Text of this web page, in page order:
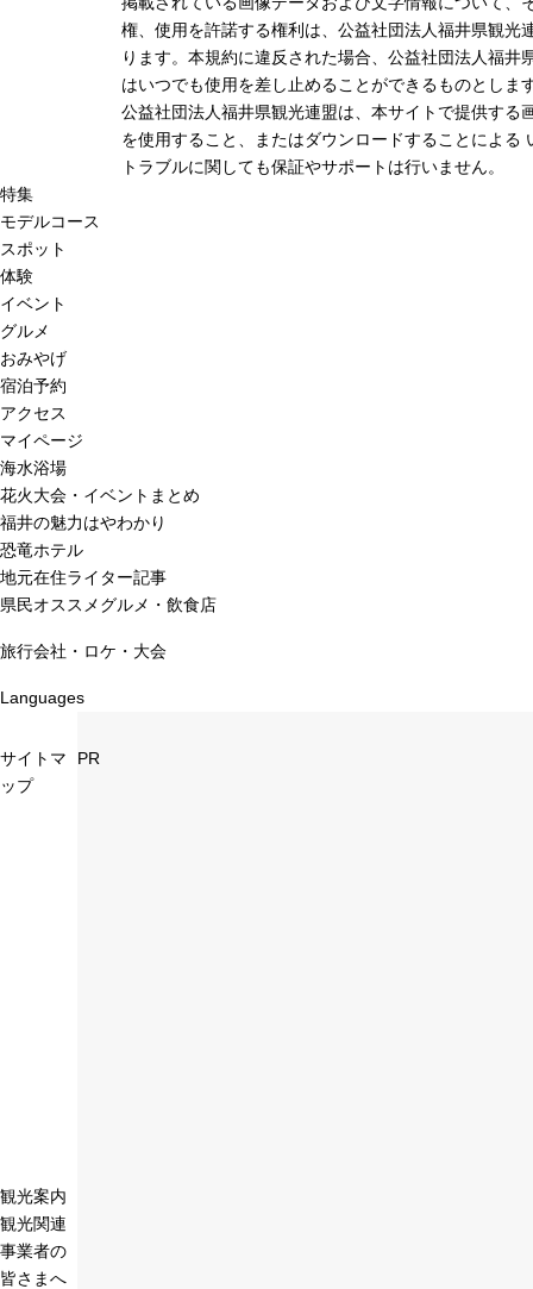
権、使用を許諾する権利は、公益社団法人福井県観光
ります。本規約に違反された場合、公益社団法人福井
はいつでも使用を差し止めることができるものとしま
公益社団法人福井県観光連盟は、本サイトで提供する
を使用すること、またはダウンロードすることによる
トラブルに関しても保証やサポートは行いません。
特集
モデルコース
スポット
体験
イベント
グルメ
おみやげ
宿泊予約
アクセス
マイページ
海水浴場
花火大会・イベントまとめ
福井の魅力はやわかり
恐竜ホテル
地元在住ライター記事
県民オススメグルメ・飲食店
旅行会社・ロケ・大会
Languages
サイトマ
ップ
観光案内
観光関連
事業者の
皆さまへ
PR